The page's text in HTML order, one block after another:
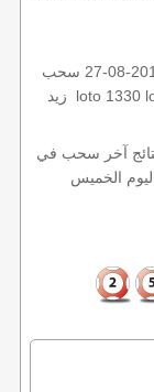
نتائج سحب اللوتو اللبناني 1330 الخميس 2015-08-27 سحب zeed
اللبناني اليوم الخميس ، نتيجة اللوتو ١٣٣٠ نتائج آخر سحب في
اللبناني، أي نتائج اللوتو رقم السحب 1330 اليوم الخميس